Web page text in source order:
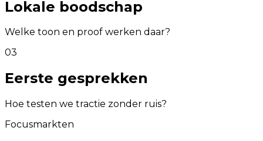
Lokale boodschap
Welke toon en proof werken daar?
03
Eerste gesprekken
Hoe testen we tractie zonder ruis?
Focusmarkten